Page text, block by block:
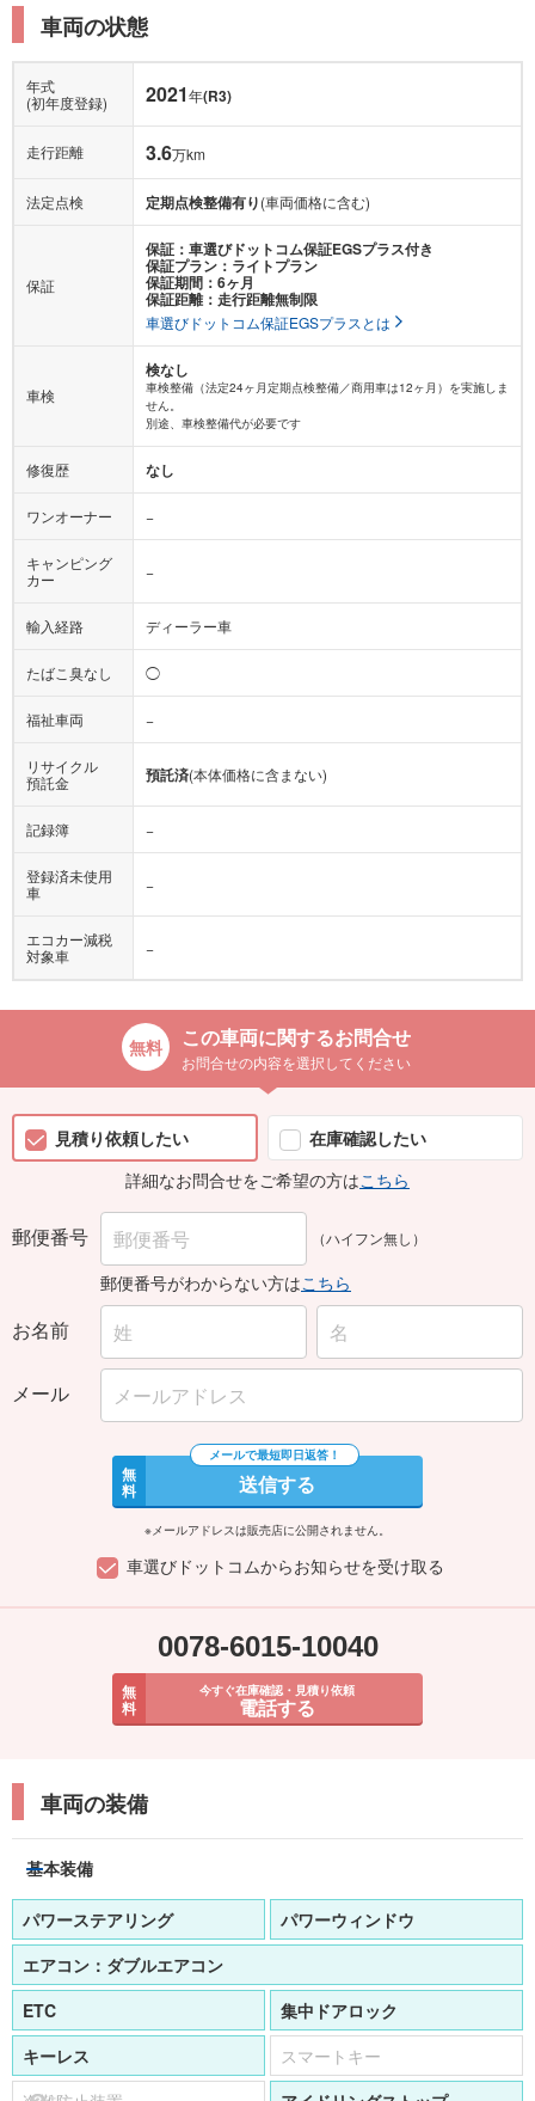
車両の状態
年式
(初年度登録)
2021年(R3)
走行距離 3.6万km
法定点検 定期点検整備有り(車両価格に含む)
保証
保証：車選びドットコム保証EGSプラス付き
保証プラン：ライトプラン
保証期間：6ヶ月
保証距離：走行距離無制限
車選びドットコム保証EGSプラスとは
車検
検なし
車検整備（法定24ヶ月定期点検整備／商用車は12ヶ月）を実施しま
せん。
別途、車検整備代が必要です
修復歴 なし
ワンオーナー −
キャンピング
カー
−
輸入経路 ディーラー車
たばこ臭なし ◯
福祉車両 −
リサイクル
預託金
預託済(本体価格に含まない)
記録簿 −
登録済未使用
車
−
エコカー減税
対象車
−
この車両に関するお問合せ
お問合せの内容を選択してください
見積り依頼したい
在庫確認したい
詳細なお問合せをご希望の方はこちら
郵便番号 （ハイフン無し）
郵便番号がわからない方はこちら
お名前
メール
無
料 送信する
※メールアドレスは販売店に公開されません。
車選びドットコムからお知らせを受け取る
0078-6015-10040
無
料
今すぐ在庫確認・見積り依頼
電話する
車両の装備
基本装備
パワーステアリング
パワーウィンドウ
エアコン： ダブルエアコン
ETC
集中ドアロック
キーレス
スマートキー